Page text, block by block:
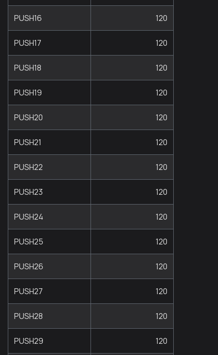
PUSH16 120
PUSH17 120
PUSH18 120
PUSH19 120
PUSH20 120
PUSH21 120
PUSH22 120
PUSH23 120
PUSH24 120
PUSH25 120
PUSH26 120
PUSH27 120
PUSH28 120
PUSH29 120